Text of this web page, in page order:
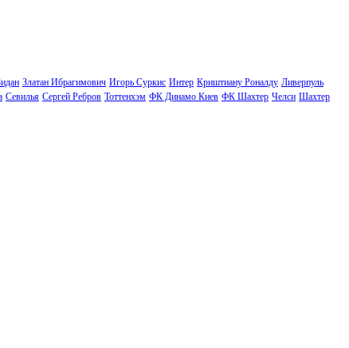
Златан Ибрагимович Игорь Суркис Интер Криштиану Роналду Ливерпуль
Севилья Сергей Ребров Тоттенхэм ФК Динамо Киев ФК Шахтер Челси Шахтер